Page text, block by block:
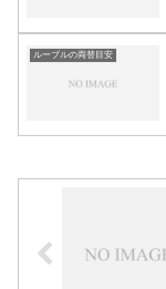
ルーブルの両替目安